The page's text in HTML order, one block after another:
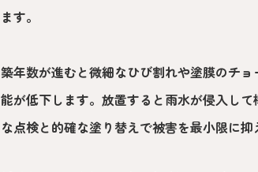
ます。
築年数が進むと微細なひび割れや塗膜のチ
能が低下します。放置すると雨水が侵入し
な点検と的確な塗り替えで被害を最小限に抑